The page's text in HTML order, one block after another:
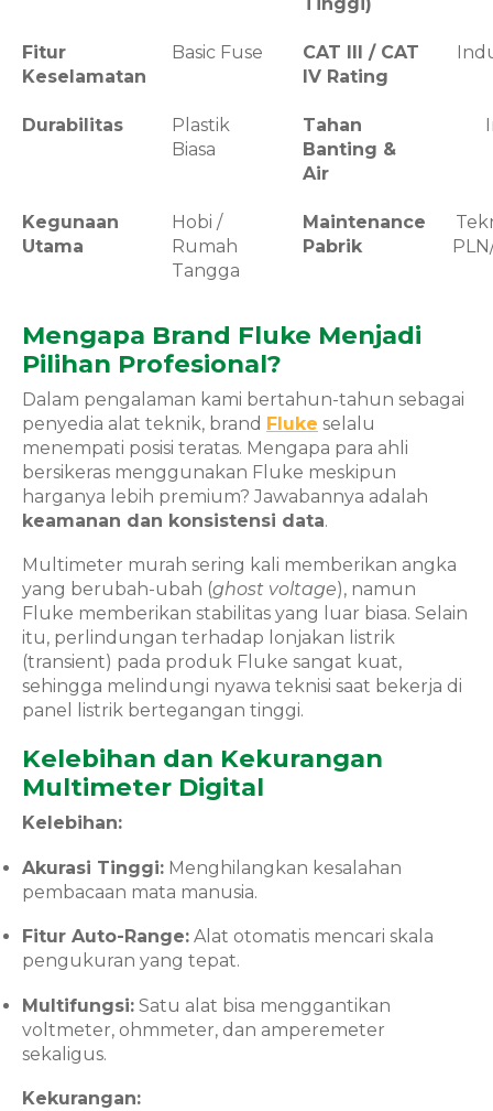
Fitur
Keselamatan
Basic Fuse
CAT III / CAT
IV Rating
Durabilitas
Plastik
Biasa
Tahan
Banting &
Air
Kegunaan
Utama
Hobi /
Rumah
Tangga
Maintenance
Pabrik
Mengapa Brand Fluke Menjadi
Pilihan Profesional?
Dalam pengalaman kami bertahun-tahun sebagai
penyedia alat teknik, brand Fluke selalu
menempati posisi teratas. Mengapa para ahli
bersikeras menggunakan Fluke meskipun
harganya lebih premium? Jawabannya adalah
keamanan dan konsistensi data.
Multimeter murah sering kali memberikan angka
yang berubah-ubah (ghost voltage), namun
Fluke memberikan stabilitas yang luar biasa. Selain
itu, perlindungan terhadap lonjakan listrik
(transient) pada produk Fluke sangat kuat,
sehingga melindungi nyawa teknisi saat bekerja di
panel listrik bertegangan tinggi.
Kelebihan dan Kekurangan
Multimeter Digital
Kelebihan:
Akurasi Tinggi: Menghilangkan kesalahan
pembacaan mata manusia.
Fitur Auto-Range: Alat otomatis mencari skala
pengukuran yang tepat.
Multifungsi: Satu alat bisa menggantikan
voltmeter, ohmmeter, dan amperemeter
sekaligus.
Kekurangan: